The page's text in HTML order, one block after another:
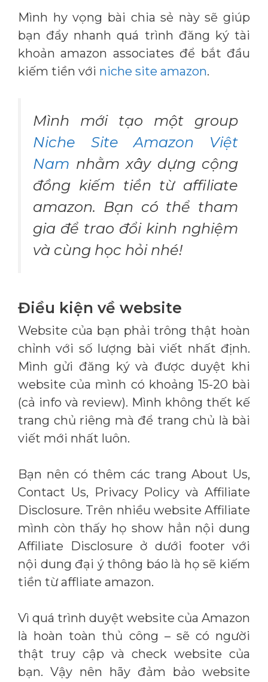
Mình hy vọng bài chia sẻ này sẽ giúp
bạn đẩy nhanh quá trình đăng ký tài
khoản amazon associates để bắt đầu
kiếm tiền với niche site amazon.
Mình mới tạo một group
Niche Site Amazon Việt
Nam nhằm xây dựng cộng
đồng kiếm tiền từ affiliate
amazon. Bạn có thể tham
gia để trao đổi kinh nghiệm
và cùng học hỏi nhé!
Điều kiện về website
Website của bạn phải trông thật hoàn
chỉnh với số lượng bài viết nhất định.
Mình gửi đăng ký và được duyệt khi
website của mình có khoảng 15-20 bài
(cả info và review). Mình không thết kế
trang chủ riêng mà để trang chủ là bài
viết mới nhất luôn.
Bạn nên có thêm các trang About Us,
Contact Us, Privacy Policy và Affiliate
Disclosure. Trên nhiều website Affiliate
mình còn thấy họ show hẳn nội dung
Affiliate Disclosure ở dưới footer với
nội dung đại ý thông báo là họ sẽ kiếm
tiền từ affliate amazon.
Vì quá trình duyệt website của Amazon
là hoàn toàn thủ công – sẽ có người
thật truy cập và check website của
bạn. Vậy nên hãy đảm bảo website